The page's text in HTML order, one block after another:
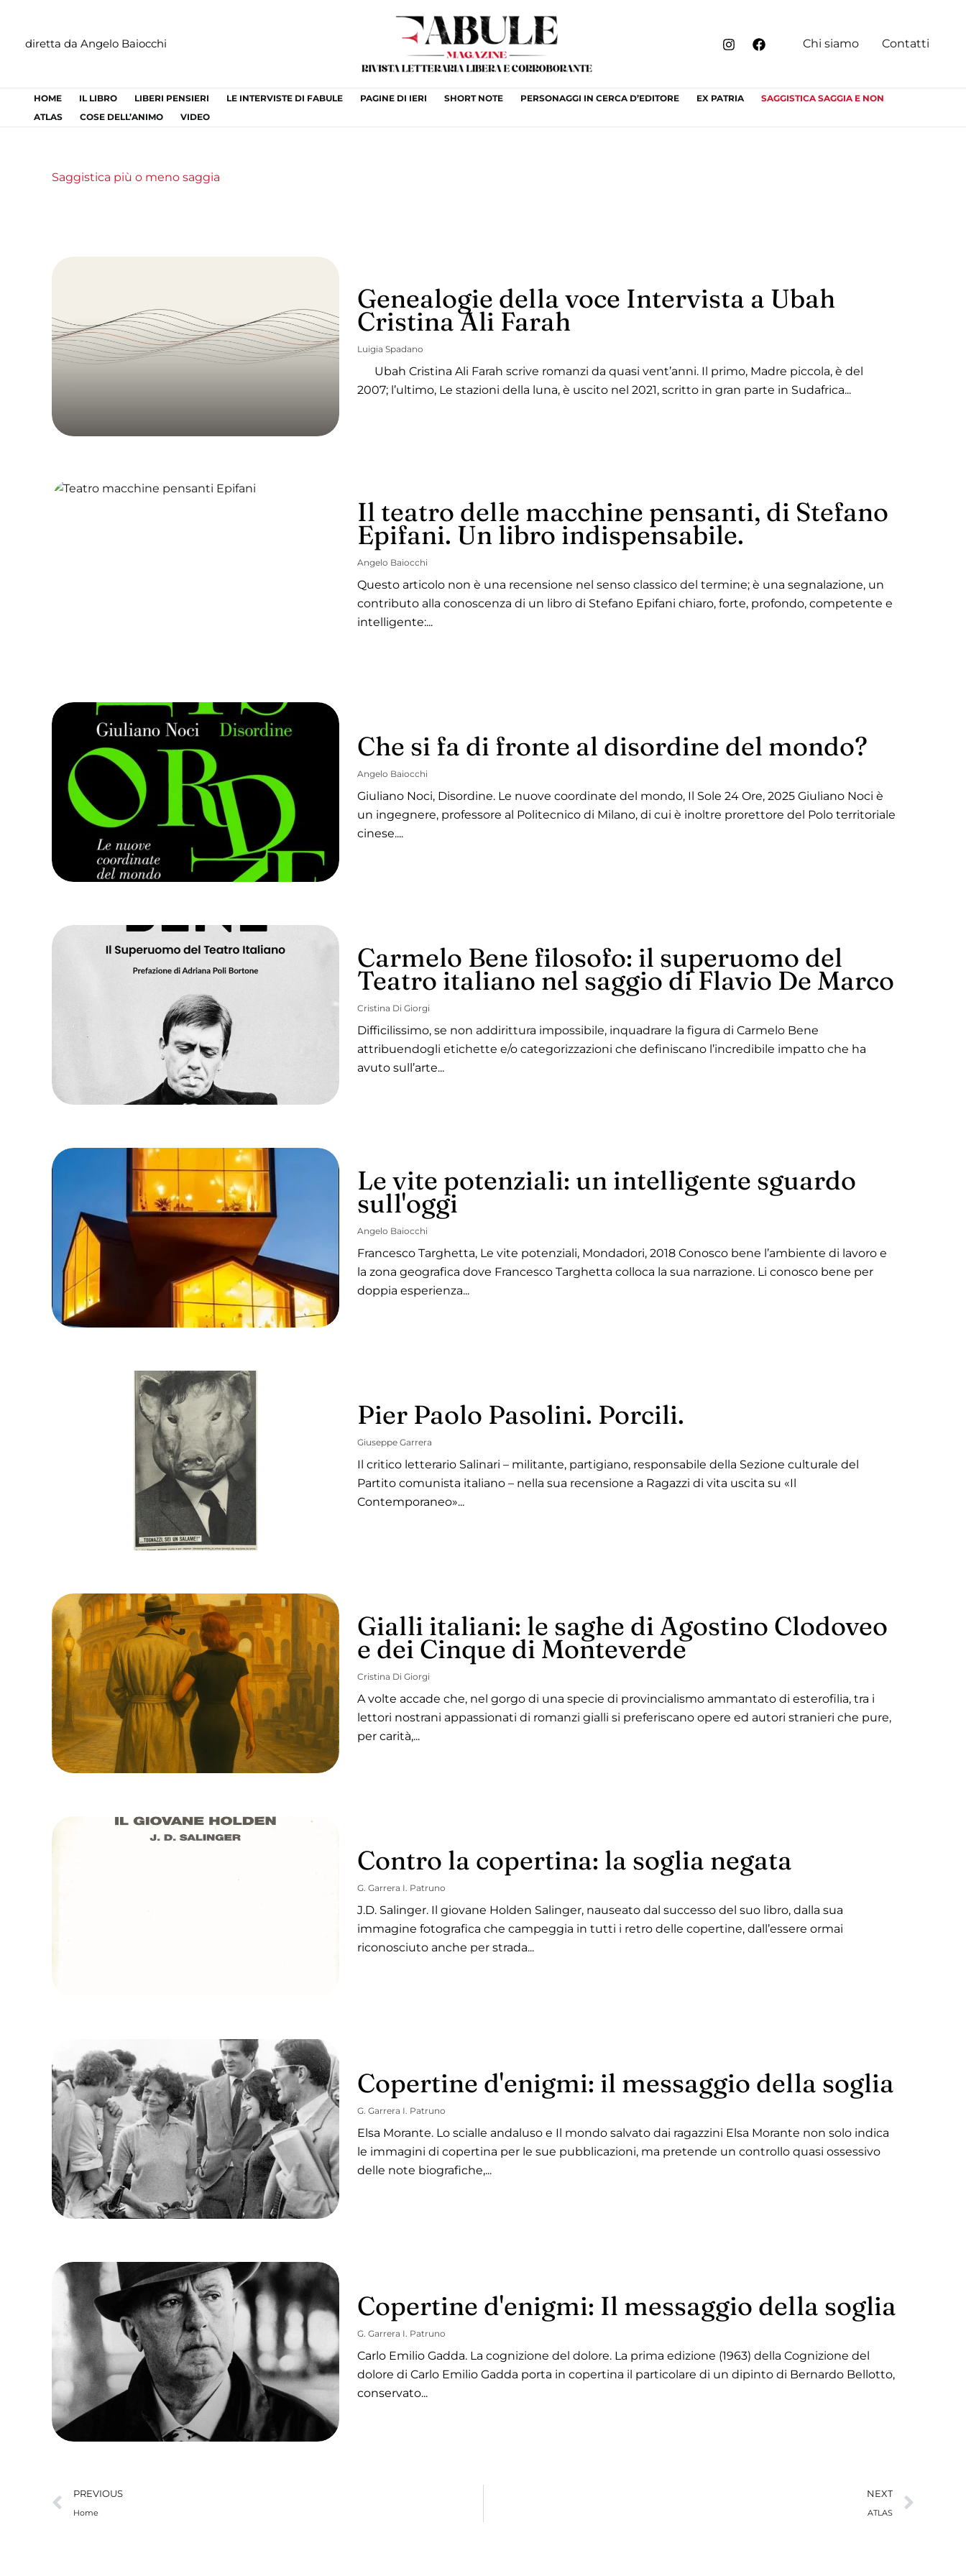
contenuto
diretta da Angelo Baiocchi Chi siamo Contatti
HOME IL LIBRO LIBERI PENSIERI LE INTERVISTE DI FABULE PAGINE DI IERI SHORT NOTE PERSONAGGI IN CERCA D’EDITORE EX PATRIA
SAGGISTICA SAGGIA E NON
ATLAS
COSE DELL’ANIMO VIDEO
Saggistica più o meno saggia
Genealogie della voce Intervista a Ubah
Cristina Ali Farah
Luigia Spadano
Ubah Cristina Ali Farah scrive romanzi da quasi vent’anni. Il primo, Madre piccola, è del
2007; l’ultimo, Le stazioni della luna, è uscito nel 2021, scritto in gran parte in Sudafrica...
Il teatro delle macchine pensanti, di Stefano
Epifani. Un libro indispensabile.
Angelo Baiocchi
Questo articolo non è una recensione nel senso classico del termine; è una segnalazione, un
contributo alla conoscenza di un libro di Stefano Epifani chiaro, forte, profondo, competente e
intelligente:...
Che si fa di fronte al disordine del mondo?
Angelo Baiocchi
Giuliano Noci, Disordine. Le nuove coordinate del mondo, Il Sole 24 Ore, 2025 Giuliano Noci è
un ingegnere, professore al Politecnico di Milano, di cui è inoltre prorettore del Polo territoriale
cinese....
Carmelo Bene filosofo: il superuomo del
Teatro italiano nel saggio di Flavio De Marco
Cristina Di Giorgi
Difficilissimo, se non addirittura impossibile, inquadrare la figura di Carmelo Bene
attribuendogli etichette e/o categorizzazioni che definiscano l’incredibile impatto che ha
avuto sull’arte...
Le vite potenziali: un intelligente sguardo
sull'oggi
Angelo Baiocchi
Francesco Targhetta, Le vite potenziali, Mondadori, 2018 Conosco bene l’ambiente di lavoro e
la zona geografica dove Francesco Targhetta colloca la sua narrazione. Li conosco bene per
doppia esperienza...
Pier Paolo Pasolini. Porcili.
Giuseppe Garrera
Il critico letterario Salinari – militante, partigiano, responsabile della Sezione culturale del
Partito comunista italiano – nella sua recensione a Ragazzi di vita uscita su «Il
Contemporaneo»...
Gialli italiani: le saghe di Agostino Clodoveo
e dei Cinque di Monteverde
Cristina Di Giorgi
A volte accade che, nel gorgo di una specie di provincialismo ammantato di esterofilia, tra i
lettori nostrani appassionati di romanzi gialli si preferiscano opere ed autori stranieri che pure,
per carità,...
Contro la copertina: la soglia negata
G. Garrera I. Patruno
J.D. Salinger. Il giovane Holden Salinger, nauseato dal successo del suo libro, dalla sua
immagine fotografica che campeggia in tutti i retro delle copertine, dall’essere ormai
riconosciuto anche per strada...
Copertine d'enigmi: il messaggio della soglia
G. Garrera I. Patruno
Elsa Morante. Lo scialle andaluso e Il mondo salvato dai ragazzini Elsa Morante non solo indica
le immagini di copertina per le sue pubblicazioni, ma pretende un controllo quasi ossessivo
delle note biografiche,...
Copertine d'enigmi: Il messaggio della soglia
G. Garrera I. Patruno
Carlo Emilio Gadda. La cognizione del dolore. La prima edizione (1963) della Cognizione del
dolore di Carlo Emilio Gadda porta in copertina il particolare di un dipinto di Bernardo Bellotto,
conservato...
Precedente
PREVIOUS
Home
NEXT
ATLAS